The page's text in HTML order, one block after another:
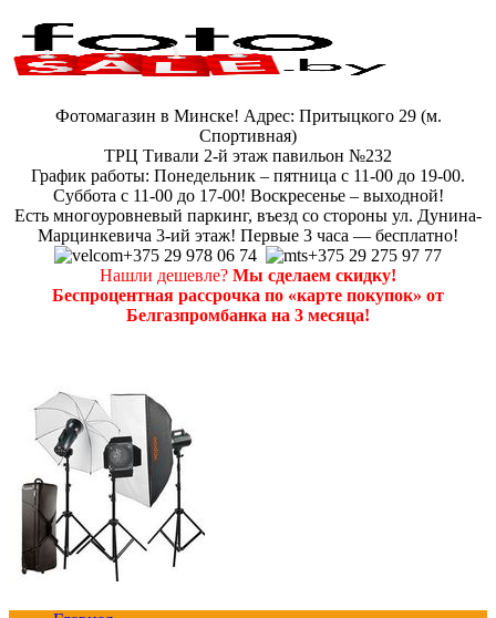
Фотомагазин в Минске! Адрес: Притыцкого 29 (м.
Спортивная)
ТРЦ Тивали 2-й этаж павильон №232
График работы: Понедельник – пятница с 11-00 до 19-00.
Суббота с 11-00 до 17-00! Воскресенье – выходной!
Есть многоуровневый паркинг, въезд со стороны ул. Дунина-
Марцинкевича 3-ий этаж! Первые 3 часа — бесплатно!
+375 29 978 06 74
+375 29 275 97 77
Нашли дешевле? Мы сделаем скидку!
Беспроцентная рассрочка по «карте покупок» от
Белгазпромбанка на 3 месяца!